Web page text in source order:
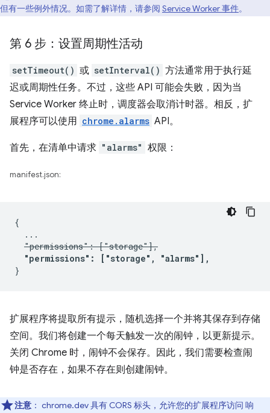
但有一些例外情况。如需了解详情，请参阅 Service Worker 事件。
第 6 步：设置周期性活动
setTimeout() 或 setInterval() 方法通常用于执行延
迟或周期性任务。不过，这些 API 可能会失败，因为当
Service Worker 终止时，调度器会取消计时器。相反，扩
展程序可以使用 chrome.alarms API。
首先，在清单中请求 "alarms" 权限：
manifest.json:
{
  ...
"permissions": ["storage"],
"permissions": ["storage", "alarms"],
扩展程序将提取所有提示，随机选择一个并将其保存到存储
空间。我们将创建一个每天触发一次的闹钟，以更新提示。
关闭 Chrome 时，闹钟不会保存。因此，我们需要检查闹
钟是否存在，如果不存在则创建闹钟。
注意 ： chrome.dev 具有 CORS 标头，允许您的扩展程序访问 响